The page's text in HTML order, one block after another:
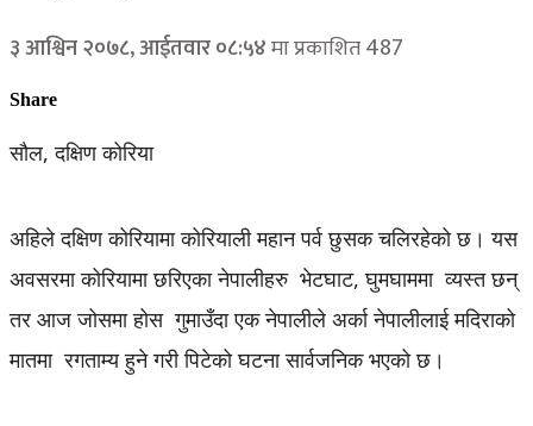
३ आश्विन २०७८, आईतवार ०८:५४मा प्रकाशित487
Share
सौल, दक्षिण कोरिया
अहिले दक्षिण कोरियामा कोरियाली महान पर्व छुसक चलिरहेको छ। यस
अवसरमा कोरियामा छरिएका नेपालीहरु भेटघाट, घुमघाममा व्यस्त छन्
तर आज जोसमा होस गुमाउँदा एक नेपालीले अर्का नेपालीलाई मदिराको
मातमा रगताम्य हुने गरी पिटेको घटना सार्वजनिक भएको छ।